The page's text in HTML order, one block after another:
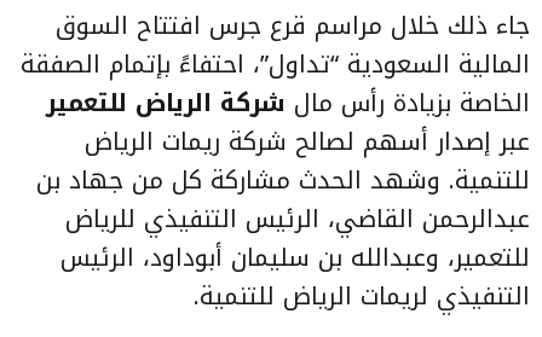
جاء ذلك خلال مراسم قرع جرس افتتاح السوق
المالية السعودية “تداول”، احتفاءً بإتمام الصفقة
الخاصة بزيادة رأس مال شركة الرياض للتعمير
عبر إصدار أسهم لصالح شركة ريمات الرياض
للتنمية. وشهد الحدث مشاركة كل من جهاد بن
عبدالرحمن القاضي، الرئيس التنفيذي للرياض
للتعمير، وعبدالله بن سليمان أبوداود، الرئيس
التنفيذي لريمات الرياض للتنمية.